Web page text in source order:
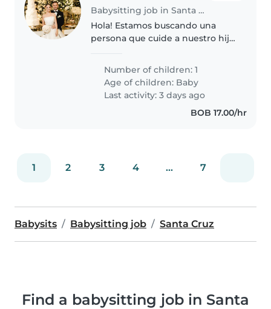
Babysitting job in Santa Cruz
Hola! Estamos buscando una
persona que cuide a nuestro hijo
domingos Vivimos en el urubo
Number of children: 1
Age of children: Baby
Last activity: 3 days ago
BOB 17.00/hr
1 2 3 4 ... 7
Babysits Babysitting job Santa Cruz
Find a babysitting job in Santa